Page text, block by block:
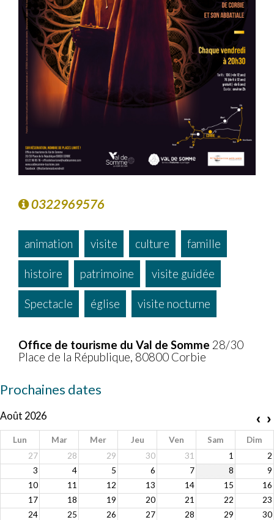
0322969576
animation visite culture famille
histoire patrimoine visite guidée
Spectacle église visite nocturne
Office de tourisme du Val de Somme 28/30
Place de la République, 80800 Corbie
Prochaines dates
Août 2026 ‹ ›
Lun Mar Mer Jeu Ven Sam
Dim
27
28 29 30 31 1
2
3
4 5 6 7 8
9
10
11 12 13 14 15
16
17
18 19 20 21 22
23
24
25 26 27 28 29
30